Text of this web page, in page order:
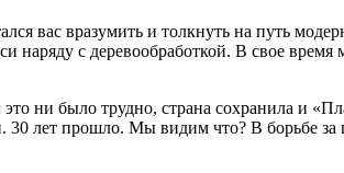
вас вразумить и толкнуть на путь
наряду с деревообработкой. В свое
это ни было трудно, страна сохранила и
30 лет прошло. Мы видим что? В борьбе